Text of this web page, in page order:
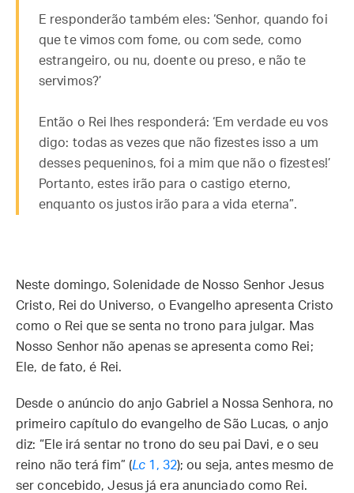
E responderão também eles: ‘Senhor, quando foi
que te vimos com fome, ou com sede, como
estrangeiro, ou nu, doente ou preso, e não te
servimos?’
Então o Rei lhes responderá: ‘Em verdade eu vos
digo: todas as vezes que não fizestes isso a um
desses pequeninos, foi a mim que não o fizestes!’
Portanto, estes irão para o castigo eterno,
enquanto os justos irão para a vida eterna”.
Neste domingo, Solenidade de Nosso Senhor Jesus
Cristo, Rei do Universo, o Evangelho apresenta Cristo
como o Rei que se senta no trono para julgar. Mas
Nosso Senhor não apenas se apresenta como Rei;
Ele, de fato, é Rei.
Desde o anúncio do anjo Gabriel a Nossa Senhora, no
primeiro capítulo do evangelho de São Lucas, o anjo
diz: “Ele irá sentar no trono do seu pai Davi, e o seu
reino não terá fim” (Lc 1, 32); ou seja, antes mesmo de
ser concebido, Jesus já era anunciado como Rei.